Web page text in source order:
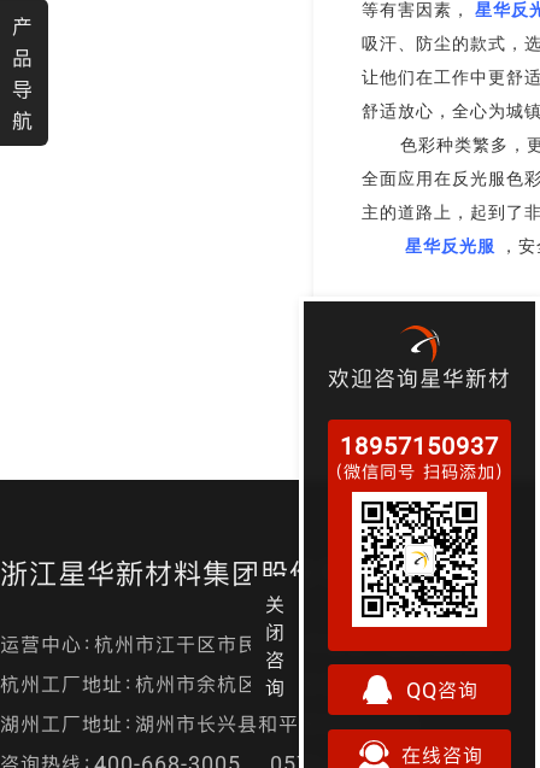
等有害因素，
星华反
吸汗、防尘的款式，
让他们在工作中更舒
舒适放心，全心为城
色彩种类繁多，
全面应用在反光服色
主的道路上，起到了
星华反光服
，
浙江星华新材料集团股份有限公司
运营中心：杭州市江干区市民街98号尊宝大厦金尊24层
杭州工厂地址：杭州市余杭区径山镇漕桥村凤凰山
湖州工厂地址：湖州市长兴县和平镇城南开发区
咨询热线：400-668-3005 0571-87157829
产
品
导
航
关
闭
咨
询
欢迎咨询星华新材
18957150937
（微信同号 扫码添加）
QQ咨询
在线咨询